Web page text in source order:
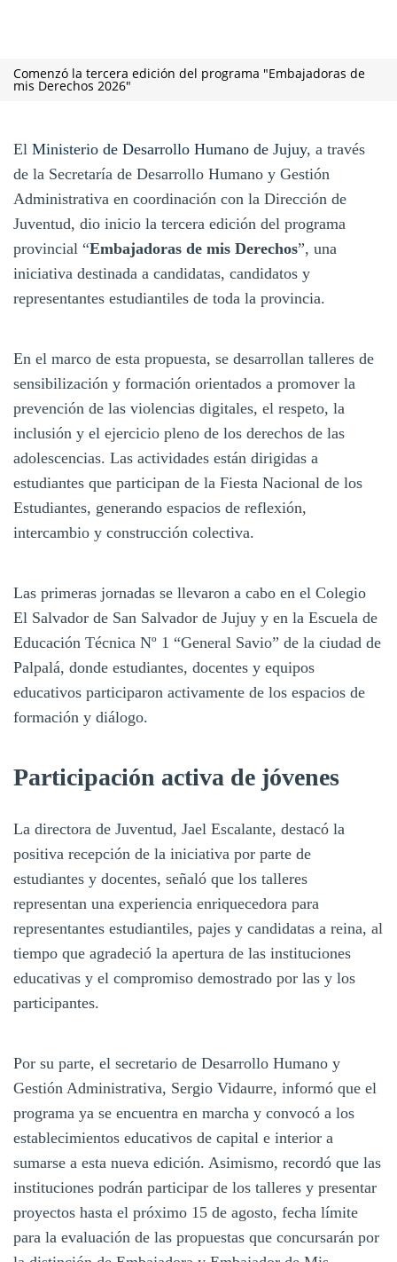
Comenzó la tercera edición del programa "Embajadoras de
mis Derechos 2026"
El Ministerio de Desarrollo Humano de Jujuy, a través
de la Secretaría de Desarrollo Humano y Gestión
Administrativa en coordinación con la Dirección de
Juventud, dio inicio la tercera edición del programa
provincial “Embajadoras de mis Derechos”, una
iniciativa destinada a candidatas, candidatos y
representantes estudiantiles de toda la provincia.
En el marco de esta propuesta, se desarrollan talleres de
sensibilización y formación orientados a promover la
prevención de las violencias digitales, el respeto, la
inclusión y el ejercicio pleno de los derechos de las
adolescencias. Las actividades están dirigidas a
estudiantes que participan de la Fiesta Nacional de los
Estudiantes, generando espacios de reflexión,
intercambio y construcción colectiva.
Las primeras jornadas se llevaron a cabo en el Colegio
El Salvador de San Salvador de Jujuy y en la Escuela de
Educación Técnica Nº 1 “General Savio” de la ciudad de
Palpalá, donde estudiantes, docentes y equipos
educativos participaron activamente de los espacios de
formación y diálogo.
Participación activa de jóvenes
La directora de Juventud, Jael Escalante, destacó la
positiva recepción de la iniciativa por parte de
estudiantes y docentes, señaló que los talleres
representan una experiencia enriquecedora para
representantes estudiantiles, pajes y candidatas a reina, al
tiempo que agradeció la apertura de las instituciones
educativas y el compromiso demostrado por las y los
participantes.
Por su parte, el secretario de Desarrollo Humano y
Gestión Administrativa, Sergio Vidaurre, informó que el
programa ya se encuentra en marcha y convocó a los
establecimientos educativos de capital e interior a
sumarse a esta nueva edición. Asimismo, recordó que las
instituciones podrán participar de los talleres y presentar
proyectos hasta el próximo 15 de agosto, fecha límite
para la evaluación de las propuestas que concursarán por